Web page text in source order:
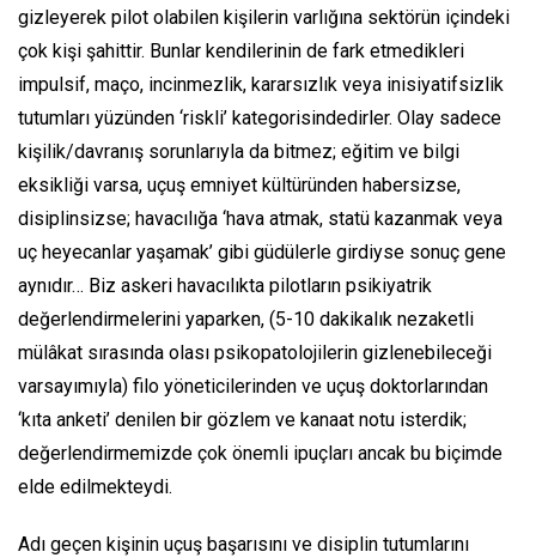
gizleyerek pilot olabilen kişilerin varlığına sektörün içindeki
çok kişi şahittir. Bunlar kendilerinin de fark etmedikleri
impulsif, maço, incinmezlik, kararsızlık veya inisiyatifsizlik
tutumları yüzünden ‘riskli’ kategorisindedirler. Olay sadece
kişilik/davranış sorunlarıyla da bitmez; eğitim ve bilgi
eksikliği varsa, uçuş emniyet kültüründen habersizse,
disiplinsizse; havacılığa ‘hava atmak, statü kazanmak veya
uç heyecanlar yaşamak’ gibi güdülerle girdiyse sonuç gene
aynıdır… Biz askeri havacılıkta pilotların psikiyatrik
değerlendirmelerini yaparken, (5-10 dakikalık nezaketli
mülâkat sırasında olası psikopatolojilerin gizlenebileceği
varsayımıyla) filo yöneticilerinden ve uçuş doktorlarından
‘kıta anketi’ denilen bir gözlem ve kanaat notu isterdik;
değerlendirmemizde çok önemli ipuçları ancak bu biçimde
elde edilmekteydi.
Adı geçen kişinin uçuş başarısını ve disiplin tutumlarını